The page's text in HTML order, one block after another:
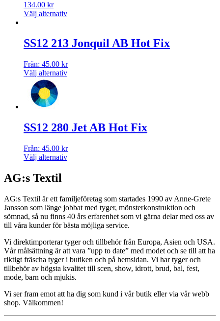
134.00 kr
Välj alternativ
SS12 213 Jonquil AB Hot Fix
Från: 45.00 kr
Välj alternativ
SS12 280 Jet AB Hot Fix
Från: 45.00 kr
Välj alternativ
AG:s Textil
AG:s Textil är ett familjeföretag som startades 1990 av Anne-Grete
Jansson som länge jobbat med tyger, mönsterkonstruktion och
sömnad, så nu finns 40 års erfarenhet som vi gärna delar med oss av
till våra kunder för bästa möjliga service.
Vi direktimporterar tyger och tillbehör från Europa, Asien och USA.
Vår målsättning är att vara ”upp to date” med modet och se till att ha
riktigt fräscha tyger i butiken och på hemsidan. Vi har tyger och
tillbehör av högsta kvalitet till scen, show, idrott, brud, bal, fest,
mode, barn och mjukis.
Vi ser fram emot att ha dig som kund i vår butik eller via vår webb
shop. Välkommen!